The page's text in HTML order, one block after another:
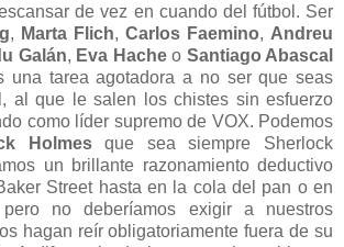
de vez en cuando del fútbol. Ser
, Marta Flich, Carlos Faemino, Andreu
Galán, Eva Hacheo Santiago Abascal
una tarea agotadora a no ser que seas
al que le salen los chistes sin esfuerzo
como líder supremo de VOX. Podemos
Holmesque sea siempre Sherlock
un brillante razonamiento deductivo
Street hasta en la cola del pan o en
no deberíamos exigir a nuestros
hagan reír obligatoriamente fuera de su